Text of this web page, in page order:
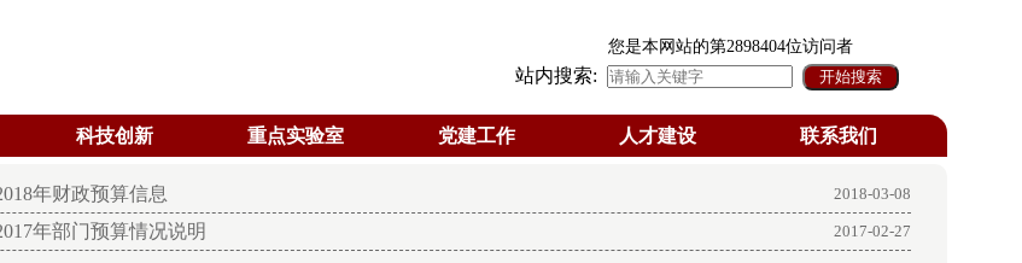
您是本网站的第2898404位访问者
站内搜索:
科技创新 重点实验室 党建工作 人才建设 联系我们
2018-03-08
年财政预算信息
2017-02-27
年部门预算情况说明